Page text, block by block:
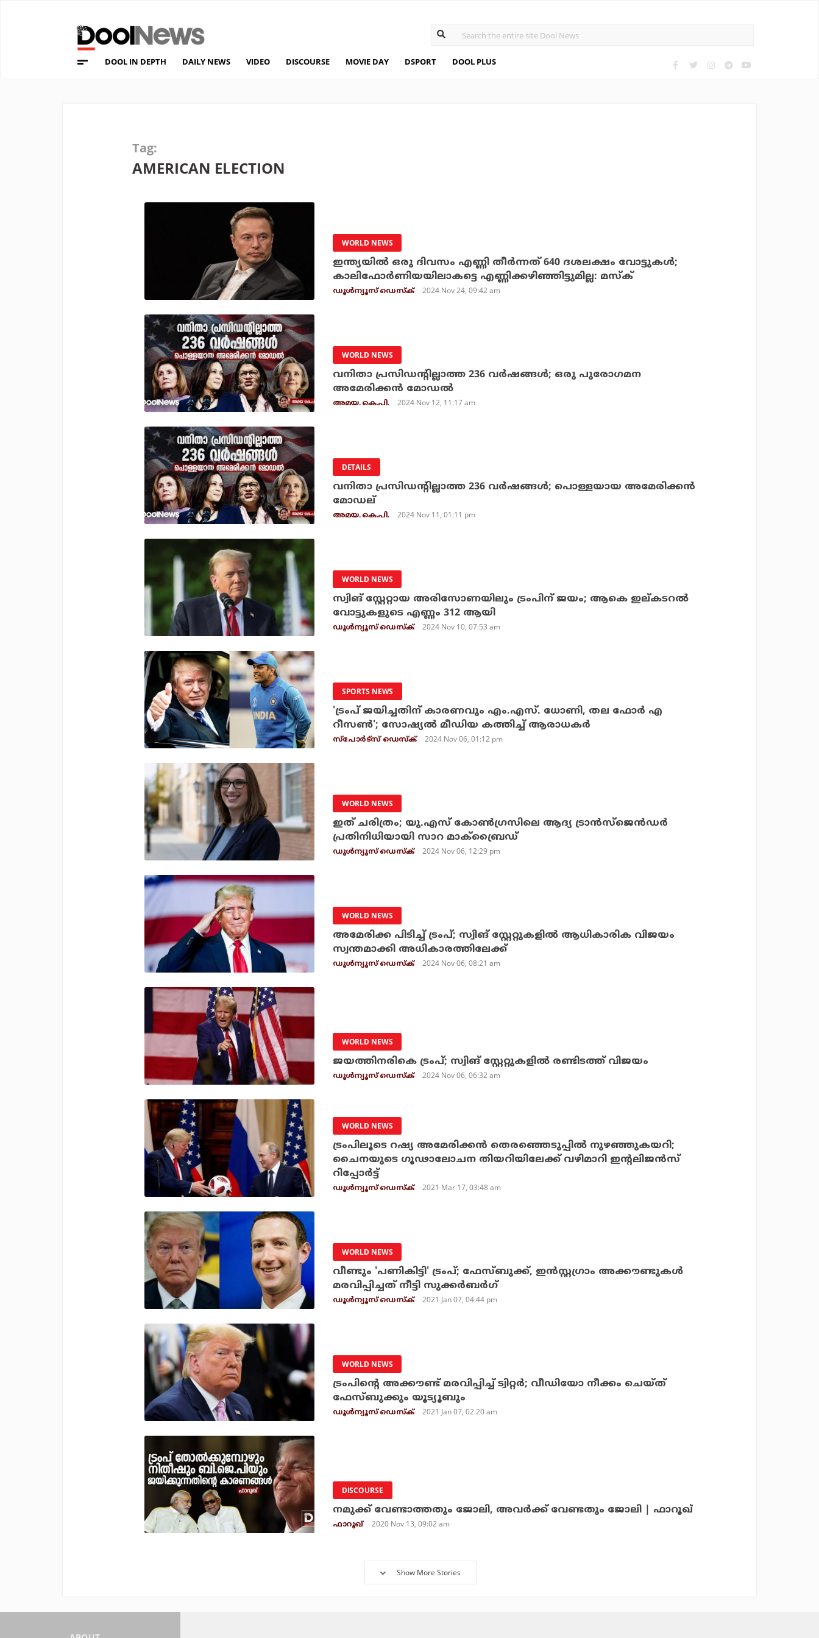
DOOL IN DEPTH DAILY NEWS VIDEO DISCOURSE MOVIE DAY DSPORT DOOL PLUS
Tag:
AMERICAN ELECTION
WORLD NEWS
ഇന്ത്യയില്‍ ഒരു ദിവസം എണ്ണി തീര്‍ന്നത് 640 ദശലക്ഷം വോട്ടുകള്‍;
കാലിഫോര്‍ണിയയിലാകട്ടെ എണ്ണിക്കഴിഞ്ഞിട്ടുമില്ല: മസ്‌ക്
ഡൂള്‍ന്യൂസ് ഡെസ്‌ക് 2024 Nov 24, 09:42 am
WORLD NEWS
വനിതാ പ്രസിഡന്റില്ലാത്ത 236 വര്‍ഷങ്ങള്‍; ഒരു പുരോഗമന
അമേരിക്കന്‍ മോഡല്‍
അമയ. കെ.പി. 2024 Nov 12, 11:17 am
DETAILS
വനിതാ പ്രസിഡന്റില്ലാത്ത 236 വര്‍ഷങ്ങള്‍; പൊള്ളയായ അമേരിക്കന്‍
മോഡല്
അമയ. കെ.പി. 2024 Nov 11, 01:11 pm
WORLD NEWS
സ്വിങ് സ്റ്റേറ്റായ അരിസോണയിലും ട്രംപിന് ജയം; ആകെ ഇല്കടറല്‍
വോട്ടുകളുടെ എണ്ണം 312 ആയി
ഡൂള്‍ന്യൂസ് ഡെസ്‌ക് 2024 Nov 10, 07:53 am
SPORTS NEWS
'ട്രംപ് ജയിച്ചതിന് കാരണവും എം.എസ്. ധോണി, തല ഫോര്‍ എ
റീസണ്‍'; സോഷ്യല്‍ മീഡിയ കത്തിച്ച് ആരാധകര്‍
സ്പോര്‍ട്സ് ഡെസ്‌ക് 2024 Nov 06, 01:12 pm
WORLD NEWS
ഇത് ചരിത്രം; യു.എസ് കോണ്‍ഗ്രസിലെ ആദ്യ ട്രാന്‍സ്ജെന്‍ഡര്‍
പ്രതിനിധിയായി സാറ മാക്ബ്രൈഡ്
ഡൂള്‍ന്യൂസ് ഡെസ്‌ക് 2024 Nov 06, 12:29 pm
WORLD NEWS
അമേരിക്ക പിടിച്ച് ട്രംപ്; സ്വിങ് സ്റ്റേറ്റുകളില്‍ ആധികാരിക വിജയം
സ്വന്തമാക്കി അധികാരത്തിലേക്ക്
ഡൂള്‍ന്യൂസ് ഡെസ്‌ക് 2024 Nov 06, 08:21 am
WORLD NEWS
ജയത്തിനരികെ ട്രംപ്; സ്വിങ് സ്റ്റേറ്റുകളില്‍ രണ്ടിടത്ത് വിജയം
ഡൂള്‍ന്യൂസ് ഡെസ്‌ക് 2024 Nov 06, 06:32 am
WORLD NEWS
ട്രംപിലൂടെ റഷ്യ അമേരിക്കന്‍ തെരഞ്ഞെടുപ്പില്‍ നുഴഞ്ഞുകയറി;
ചൈനയുടെ ഗൂഢാലോചന തിയറിയിലേക്ക് വഴിമാറി ഇന്റലിജന്‍സ്
റിപ്പോര്‍ട്ട്
ഡൂള്‍ന്യൂസ് ഡെസ്‌ക് 2021 Mar 17, 03:48 am
WORLD NEWS
വീണ്ടും 'പണികിട്ടി' ട്രംപ്; ഫേസ്ബുക്ക്, ഇന്‍സ്റ്റഗ്രാം അക്കൗണ്ടുകള്‍
മരവിപ്പിച്ചത് നീട്ടി സുക്കര്‍ബര്‍ഗ്
ഡൂള്‍ന്യൂസ് ഡെസ്‌ക് 2021 Jan 07, 04:44 pm
WORLD NEWS
ട്രംപിന്റെ അക്കൗണ്ട് മരവിപ്പിച്ച് ട്വിറ്റര്‍; വീഡിയോ നീക്കം ചെയ്ത്
ഫേസ്ബുക്കും യൂട്യൂബും
ഡൂള്‍ന്യൂസ് ഡെസ്‌ക് 2021 Jan 07, 02:20 am
DISCOURSE
നമുക്ക് വേണ്ടാത്തതും ജോലി, അവര്‍ക്ക് വേണ്ടതും ജോലി | ഫാറൂഖ്
ഫാറൂഖ് 2020 Nov 13, 09:02 am
Show More Stories